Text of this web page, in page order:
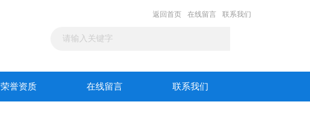
返回首页 在线留言 联系我们
荣誉资质 在线留言 联系我们